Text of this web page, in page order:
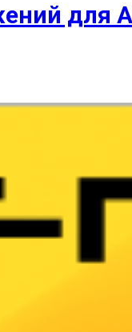
для